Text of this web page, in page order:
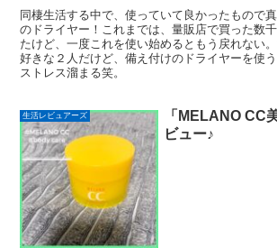
同棲生活する中で、使っていて良かったもので
のドライヤー！これまでは、量販店で買った数
たけど、一度これを使い始めるともう戻れない
好きな２人だけど、備え付けのドライヤーを使
ストレス溜まる笑。
生活レビュアーズ
「MELANO CC
ビュー♪